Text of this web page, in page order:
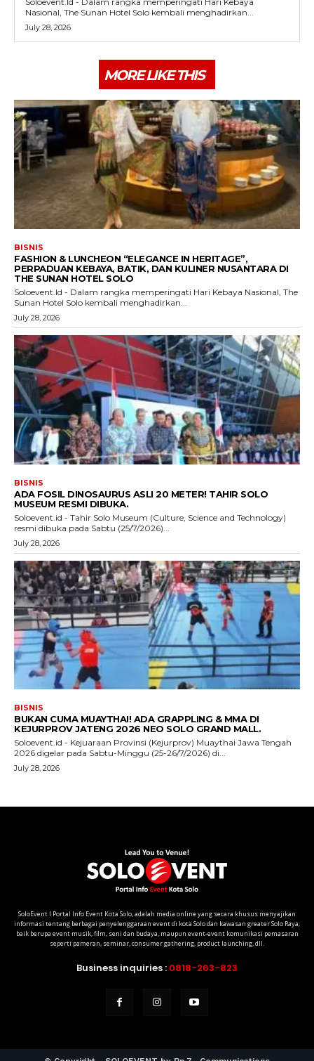
SoloEvent I Portal Info Event Kota Solo, adalah media online yang secara khusus menyajikan
informasi tentang berbagai penyelenggaraan event di kota Solo dan kawasan greater Solo Raya;
baik berupa event musik, film, seni dan budaya, maupun event-event komunikasi pemasaran
seperti pameran, seminar, consumer gathering, product launching, dll.
Business inquiries : 0818-263-823